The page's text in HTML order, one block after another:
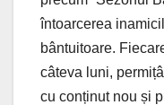
întoarcerea
bântuitoare.
câteva luni,
cu conținut nou și